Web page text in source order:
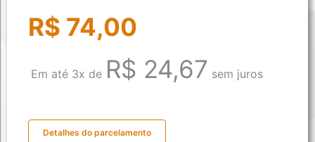
R$ 74,00
Em até 3x de R$ 24,67 sem juros
Detalhes do parcelamento